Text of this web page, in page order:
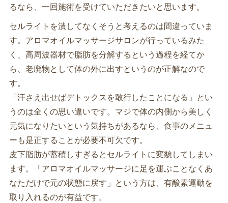
るなら、一回施術を受けていただきたいと思います。
セルライトを潰してなくそうと考えるのは間違っていま
す。アロマオイルマッサージサロンが行っているみた
く、高周波器材で脂肪を分解するという過程を経てか
ら、老廃物として体の外に出すというのが正解なので
す。
「汗さえ出せばデトックスを敢行したことになる」とい
うのは全くの思い違いです。マジで体の内側から美しく
元気になりたいという気持ちがあるなら、食事のメニュ
ーも是正することが必要不可欠です。
皮下脂肪が蓄積しすぎるとセルライトに変貌してしまい
ます。「アロマオイルマッサージに足を運ぶことなくあ
なただけで元の状態に戻す」という方は、有酸素運動を
取り入れるのが有益です。